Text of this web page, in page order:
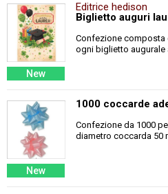
New
Editrice hedison
Biglietto auguri
Confezione composta
ogni biglietto augurale
New
1000 coccarde
Confezione da 1000
diametro coccarda 50